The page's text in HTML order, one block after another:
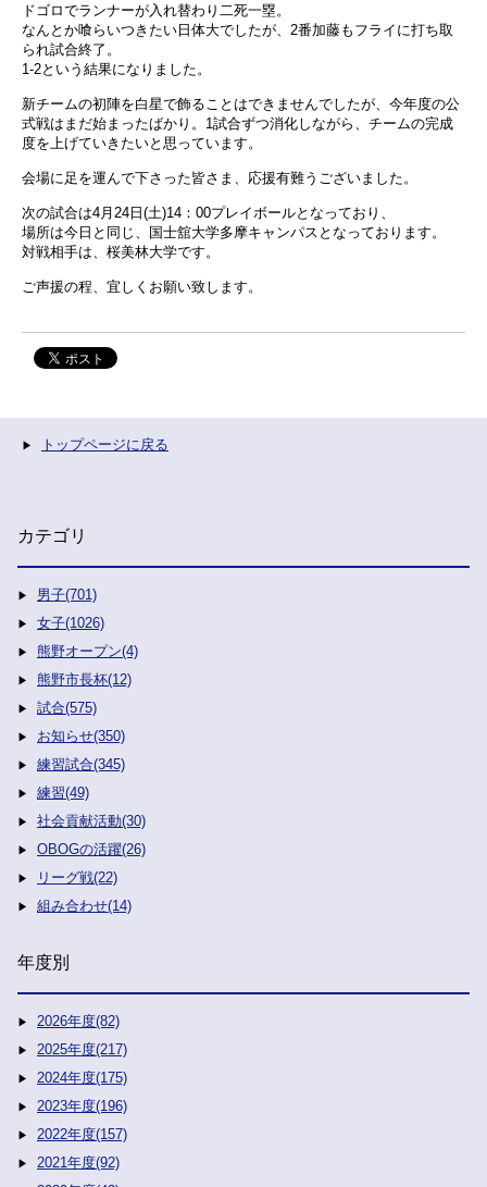
ドゴロでランナーが入れ替わり二死一塁。
なんとか喰らいつきたい日体大でしたが、2番加藤もフライに打ち取
られ試合終了。
1-2という結果になりました。
新チームの初陣を白星で飾ることはできませんでしたが、今年度の公
式戦はまだ始まったばかり。1試合ずつ消化しながら、チームの完成
度を上げていきたいと思っています。
会場に足を運んで下さった皆さま、応援有難うございました。
次の試合は4月24日(土)14：00プレイボールとなっており、
場所は今日と同じ、国士舘大学多摩キャンパスとなっております。
対戦相手は、桜美林大学です。
ご声援の程、宜しくお願い致します。
トップページに戻る
カテゴリ
男子(701)
女子(1026)
熊野オープン(4)
熊野市長杯(12)
試合(575)
お知らせ(350)
練習試合(345)
練習(49)
社会貢献活動(30)
OBOGの活躍(26)
リーグ戦(22)
組み合わせ(14)
年度別
2026年度(82)
2025年度(217)
2024年度(175)
2023年度(196)
2022年度(157)
2021年度(92)